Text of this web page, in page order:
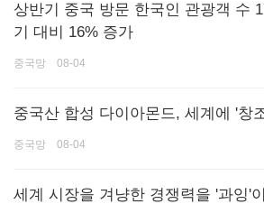
상반기 중국 방문 한국인 관광객 수
기 대비 16% 증가
중국망 08-04
중국산 합성 다이아몬드, 세계에 '창
중국망 08-04
세계 시장을 겨냥한 경쟁력을 '과잉'